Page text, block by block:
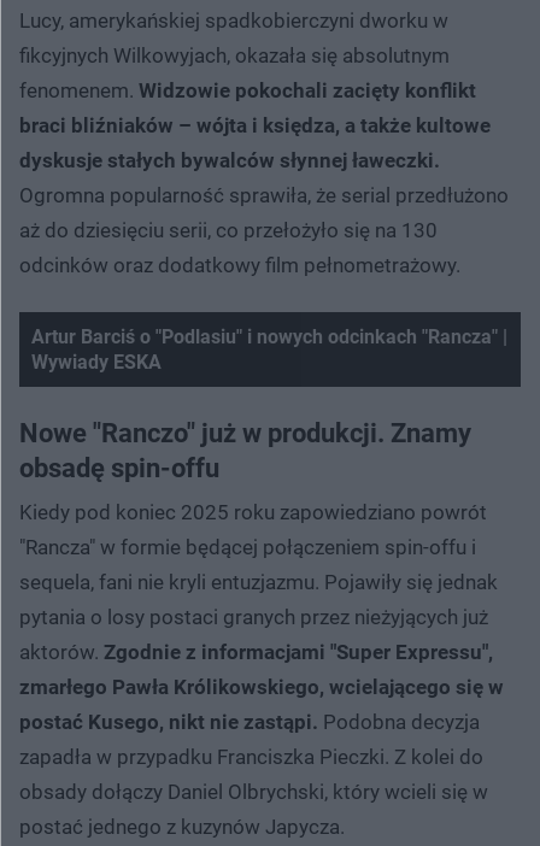
Lucy, amerykańskiej spadkobierczyni dworku w
fikcyjnych Wilkowyjach, okazała się absolutnym
fenomenem. Widzowie pokochali zacięty konflikt
braci bliźniaków – wójta i księdza, a także kultowe
dyskusje stałych bywalców słynnej ławeczki.
Ogromna popularność sprawiła, że serial przedłużono
aż do dziesięciu serii, co przełożyło się na 130
odcinków oraz dodatkowy film pełnometrażowy.
Artur Barciś o "Podlasiu" i nowych odcinkach "Rancza" |
Wywiady ESKA
Nowe "Ranczo" już w produkcji. Znamy
obsadę spin-offu
Kiedy pod koniec 2025 roku zapowiedziano powrót
"Rancza" w formie będącej połączeniem spin-offu i
sequela, fani nie kryli entuzjazmu. Pojawiły się jednak
pytania o losy postaci granych przez nieżyjących już
aktorów. Zgodnie z informacjami "Super Expressu",
zmarłego Pawła Królikowskiego, wcielającego się w
postać Kusego, nikt nie zastąpi. Podobna decyzja
zapadła w przypadku Franciszka Pieczki. Z kolei do
obsady dołączy Daniel Olbrychski, który wcieli się w
postać jednego z kuzynów Japycza.